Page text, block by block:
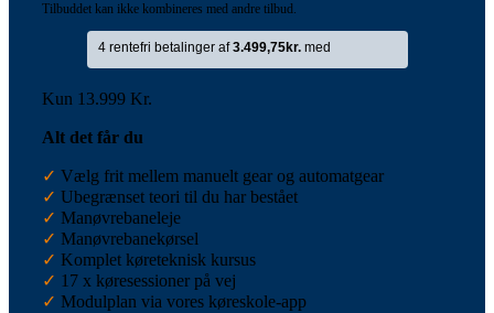
Tilbuddet kan ikke kombineres med andre tilbud.
Kun 13.999 Kr.
Alt det får du
✓ Vælg frit mellem manuelt gear og automatgear
✓ Ubegrænset teori til du har bestået
✓ Manøvrebaneleje
✓ Manøvrebanekørsel
✓ Komplet køreteknisk kursus
✓ 17 x køresessioner på vej
✓ Modulplan via vores køreskole-app